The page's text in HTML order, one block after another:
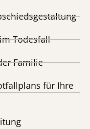
Todesfall
Familie
für Ihre